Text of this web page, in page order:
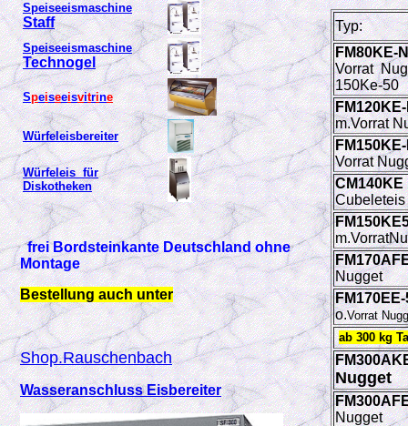
Speiseeismaschine
Staff
Speiseeismaschine
Technogel
Speiseeisvitrine
Würfeleisbereiter
Würfeleis für
Diskotheken
frei Bordsteinkante Deutschland ohne
Montage
Bestellung auch unter
Shop.Rauschenbach
Wasseranschluss Eisbereiter
Typ:
FM80KE-N
Vorrat
150Ke-50
m.Vorrat
Vorrat
C
Cubeleteis
Nugget
o.Vorrat
ab 300 kg
Nugget
Nugget